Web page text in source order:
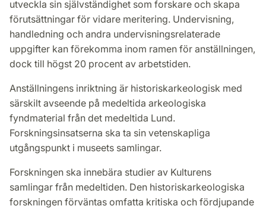
utveckla sin självständighet som forskare och skapa
förutsättningar för vidare meritering. Undervisning,
handledning och andra undervisningsrelaterade
uppgifter kan förekomma inom ramen för anställningen,
dock till högst 20 procent av arbetstiden.
Anställningens inriktning är historiskarkeologisk med
särskilt avseende på medeltida arkeologiska
fyndmaterial från det medeltida Lund.
Forskningsinsatserna ska ta sin vetenskapliga
utgångspunkt i museets samlingar.
Forskningen ska innebära studier av Kulturens
samlingar från medeltiden. Den historiskarkeologiska
forskningen förväntas omfatta kritiska och fördjupande